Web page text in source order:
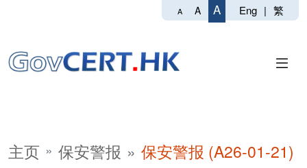
A A A Eng | 繁
主页 保安警报 保安警报 (A26-01-21)